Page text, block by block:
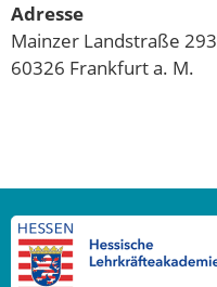
Adresse
Mainzer Landstraße 293
60326 Frankfurt a. M.